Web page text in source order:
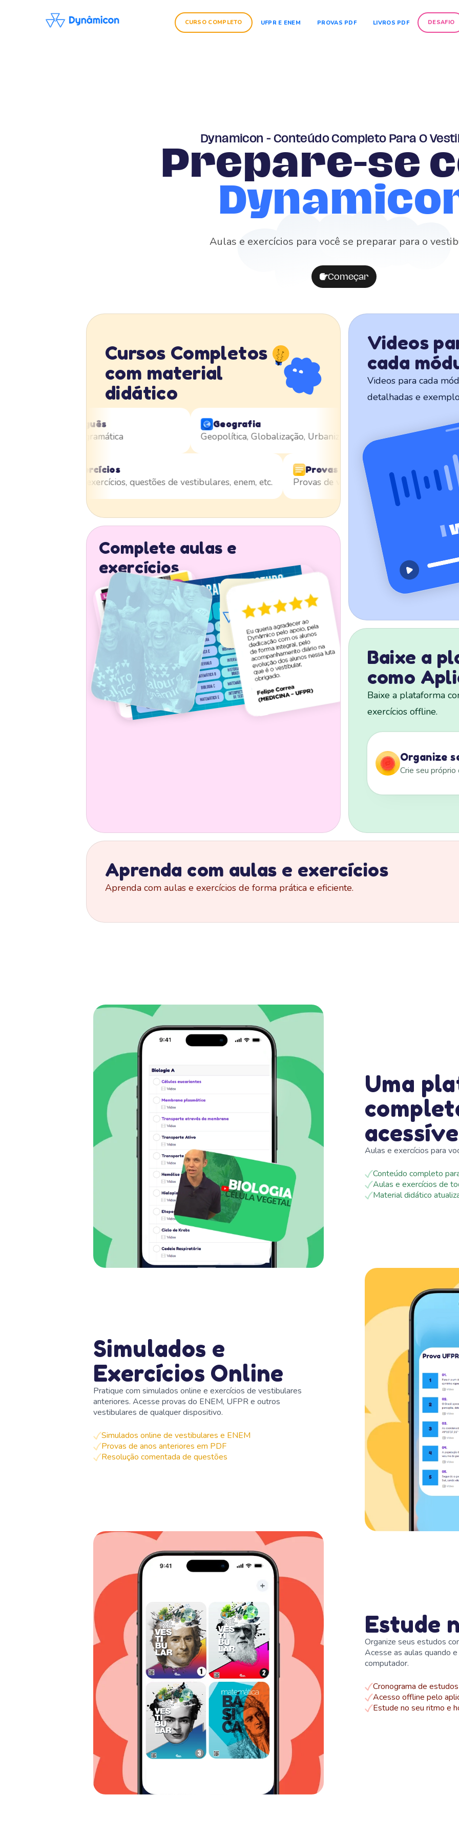
CURSO COMPLETO UFPR E ENEM PROVAS PDF LIVROS PDF DESAFIO
Dynamicon - Conteúdo Completo Para O
Prepare-se
Aulas e exercícios para você se preparar para o
Começar
Cursos Completos
com material
didático
Português
Domine a gramática
Geografia
Geopolítica, Globalização, Urbanização, Meio Ambiente
Resolução de Exercícios
Aulas de resolução de exercícios, questões de vestibulares, enem, etc.
Provas Anos anteriores
Provas de vestibulares, enem, etc.
Videos
cada
Videos para cada
detalhadas e
Complete aulas e
exercícios
Baixe a
como
Baixe a plataforma
exercícios offline.
Aprenda com aulas e exercícios
Aprenda com aulas e exercícios de forma prática e eficiente.
Uma
Aulas e exercícios para
Conteúdo completo
Aulas e exercícios de
Material didático
Simulados e
Exercícios Online
Pratique com simulados online e exercícios de vestibulares
anteriores. Acesse provas do ENEM, UFPR e outros
vestibulares de qualquer dispositivo.
Simulados online de vestibulares e ENEM
Provas de anos anteriores em PDF
Resolução comentada de questões
Estude
Organize seus estudos
Acesse as aulas quando
computador.
Cronograma de
Acesso offline pelo
Estude no seu ritmo e